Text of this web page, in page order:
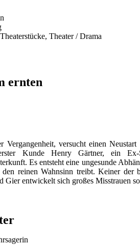
Theater / Drama
ernten
versucht einen Neustart
Kunde Henry Gärtner, ein Ex-
Es entsteht eine ungesunde
reinen Wahnsinn treibt. Keiner der
entwickelt sich großes Misstrauen